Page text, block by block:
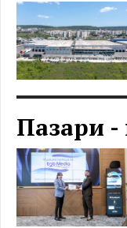
Пазари -